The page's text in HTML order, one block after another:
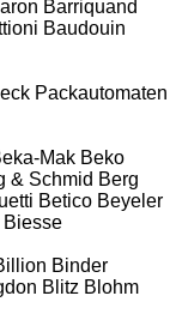
Barriquand
Baudouin
Packautomaten
Mak Beko
& Schmid Berg
Betico Beyeler
Biesse
Binder
Blitz Blohm